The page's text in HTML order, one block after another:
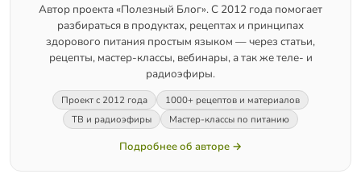
Автор проекта «Полезный Блог». С 2012 года помогает
разбираться в продуктах, рецептах и принципах
здорового питания простым языком — через статьи,
рецепты, мастер-классы, вебинары, а так же теле- и
радиоэфиры.
Проект с 2012 года
1000+ рецептов и материалов
ТВ и радиоэфиры
Мастер-классы по питанию
Подробнее об авторе →